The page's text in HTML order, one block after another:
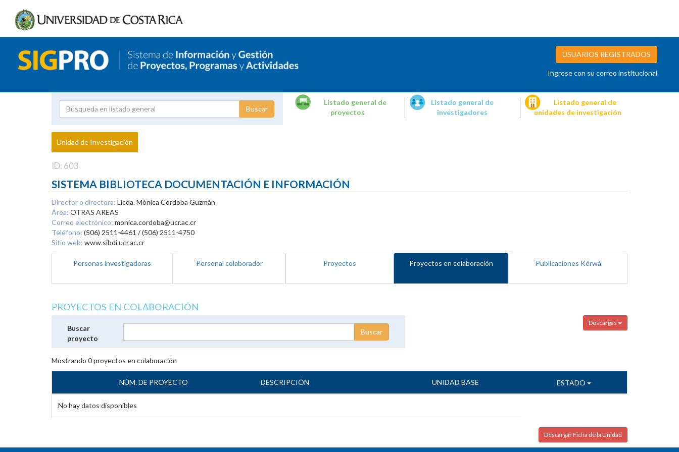
USUARIOS REGISTRADOS
Ingrese con su correo institucional
Proyecto
Investigador
Listado general de
proyectos
Listado general de
investigadores
Listado general de
unidades de investigación
Unidad de Investigación
ID: 603
SISTEMA BIBLIOTECA DOCUMENTACIÓN E INFORMACIÓN
Director o directora: Licda. Mónica Córdoba Guzmán
Área: OTRAS AREAS
Correo electrónico: monica.cordoba@ucr.ac.cr
Teléfono: (506) 2511-4461 / (506) 2511-4750
Sitio web: www.sibdi.ucr.ac.cr
Personas investigadoras Personal colaborador Proyectos Proyectos en colaboración Publicaciones Kérwá
PROYECTOS EN COLABORACIÓN
Descargas
Buscar
proyecto
Mostrando 0proyectos en colaboración
NÚM. DE PROYECTO DESCRIPCIÓN UNIDAD BASE ESTADO
No hay datos disponibles
Descargar Ficha de la Unidad